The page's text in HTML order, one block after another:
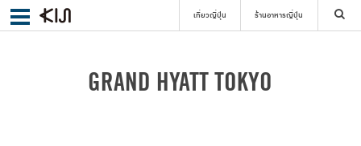
เที่ยวญี่ปุ่น ร้านอาหารญี่ปุ่น
GRAND HYATT TOKYO